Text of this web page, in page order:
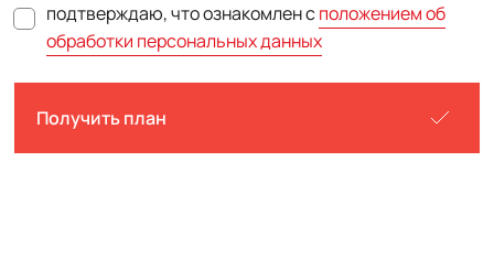
подтверждаю, что ознакомлен сположением об
обработки персональных данных
Получить план